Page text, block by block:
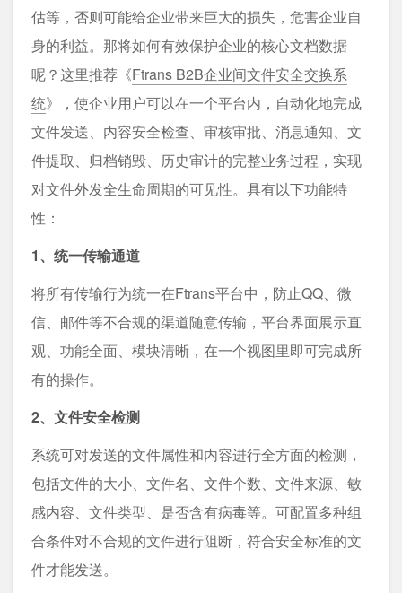
估等，否则可能给企业带来巨大的损失，危害企业自
身的利益。那将如何有效保护企业的核心文档数据
呢？这里推荐《Ftrans B2B企业间文件安全交换系
统》，使企业用户可以在一个平台内，自动化地完成
文件发送、内容安全检查、审核审批、消息通知、文
件提取、归档销毁、历史审计的完整业务过程，实现
对文件外发全生命周期的可见性。具有以下功能特
性：
1、统一传输通道
将所有传输行为统一在Ftrans平台中，防止QQ、微
信、邮件等不合规的渠道随意传输，平台界面展示直
观、功能全面、模块清晰，在一个视图里即可完成所
有的操作。
2、文件安全检测
系统可对发送的文件属性和内容进行全方面的检测，
包括文件的大小、文件名、文件个数、文件来源、敏
感内容、文件类型、是否含有病毒等。可配置多种组
合条件对不合规的文件进行阻断，符合安全标准的文
件才能发送。